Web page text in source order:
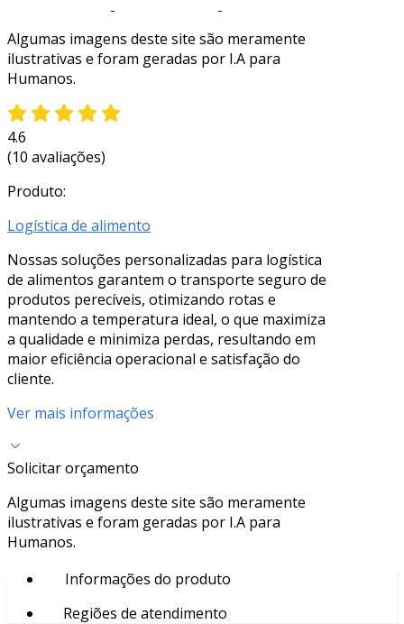
Algumas imagens deste site são meramente
ilustrativas e foram geradas por I.A para
Humanos.
4.6
(10 avaliações)
Produto:
Logística de alimento
Nossas soluções personalizadas para logística
de alimentos garantem o transporte seguro de
produtos perecíveis, otimizando rotas e
mantendo a temperatura ideal, o que maximiza
a qualidade e minimiza perdas, resultando em
maior eficiência operacional e satisfação do
cliente.
Ver mais informações
Solicitar orçamento
Algumas imagens deste site são meramente
ilustrativas e foram geradas por I.A para
Humanos.
Informações do produto
Regiões de atendimento